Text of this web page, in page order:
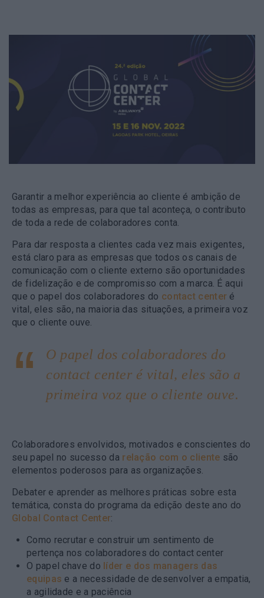
Garantir a melhor experiência ao cliente é ambição de
todas as empresas, para que tal aconteça, o contributo
de toda a rede de colaboradores conta
Para dar resposta a clientes cada vez mais exigentes,
está claro para as empresas que todos os canais de
comunicação com o cliente externo são oportunidades
de fidelização e de compromisso com a marca. É aqui
que o papel dos colaboradores do contact center é
vital, eles são, na maioria das situações, a primeira voz
que o cliente ouve.
O papel dos colaboradores do
contact center é vital, eles são a
primeira voz que o cliente ouve.
Colaboradores envolvidos, motivados e conscientes do
seu papel no sucesso da relação com o cliente são
elementos poderosos para as organizações.
Debater e aprender as melhores práticas sobre esta
temática, consta do programa da edição deste ano do
Global Contact Center:
Como recrutar e construir um sentimento de
pertença nos colaboradores do contact center
O papel chave do líder e dos managers das
equipas e a necessidade de desenvolver a empatia,
a agilidade e a paciência